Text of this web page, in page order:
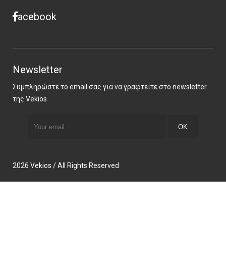
acebook
Newsletter
Συμπληρώστε το email σας για να γραφτείτε στο newsletter
της Vekios
2026 Vekios / All Rights Reserved